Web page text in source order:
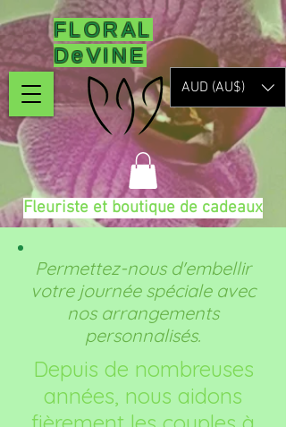
FLORAL
DeVINE
AUD (AU$)
Fleuriste et boutique de cadeaux
Permettez-nous d'embellir
votre journée spéciale avec
nos arrangements
personnalisés.
Depuis de nombreuses
années, nous aidons